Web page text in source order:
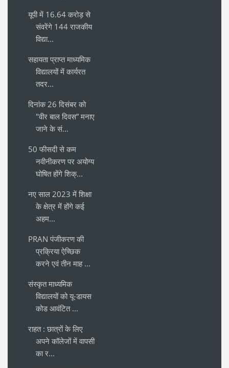
यूपी में 16.64 करोड़ से
संवरेंगे 144 राजकीय
विद्या...
सहायता प्राप्त माध्यमिक
विद्यालयों में कार्यरत
तदर...
दिनांक 26 दिसंबर को
"वीर बाल दिवस” मनाए
जाने के सं...
50 फीसदी से कम
नवीनीकरण पर अयोग्य
घोषित होंगे शिक्...
नए साल 2023 में शिक्षा
के क्षेत्र में होंगे कई
अहम...
PRAN पंजीकरण की
प्रक्रिया ऐच्छिक
करने एवं तीन माह ...
संस्कृत माध्यमिक
विद्यालयों को यू-डायस
कोड आवंटित ...
राहत : छात्रों के लिए
अपने कॉलेजों में वापसी
का र...